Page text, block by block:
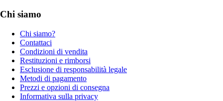
Chi siamo
Chi siamo?
Contattaci
Condizioni di vendita
Restituzioni e rimborsi
Esclusione di responsabilità legale
Metodi di pagamento
Prezzi e opzioni di consegna
Informativa sulla privacy